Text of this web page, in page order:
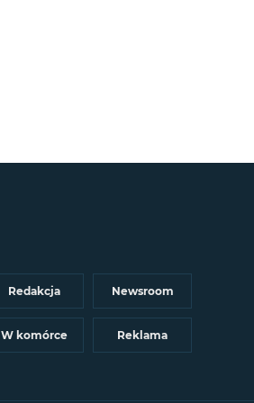
Redakcja Newsroom
W komórce Reklama